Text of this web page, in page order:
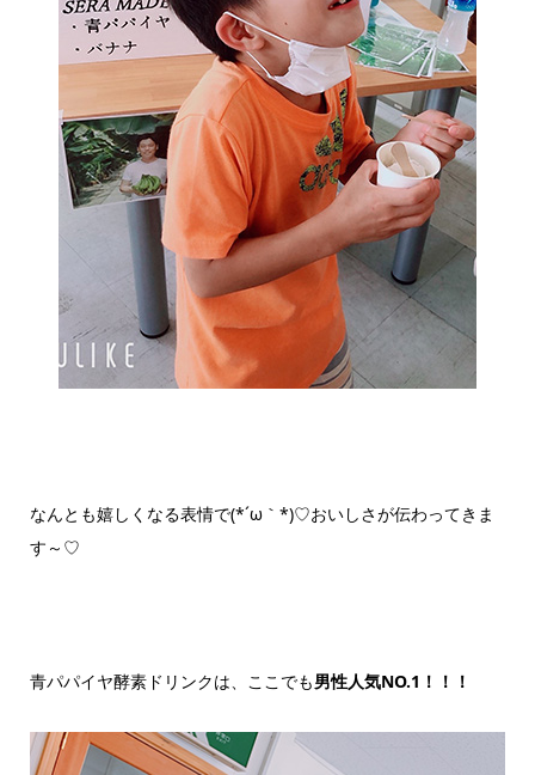
なんとも嬉しくなる表情で(*´ω｀*)♡おいしさが伝わってきま
す～♡
青パパイヤ酵素ドリンクは、ここでも男性人気NO.1！！！